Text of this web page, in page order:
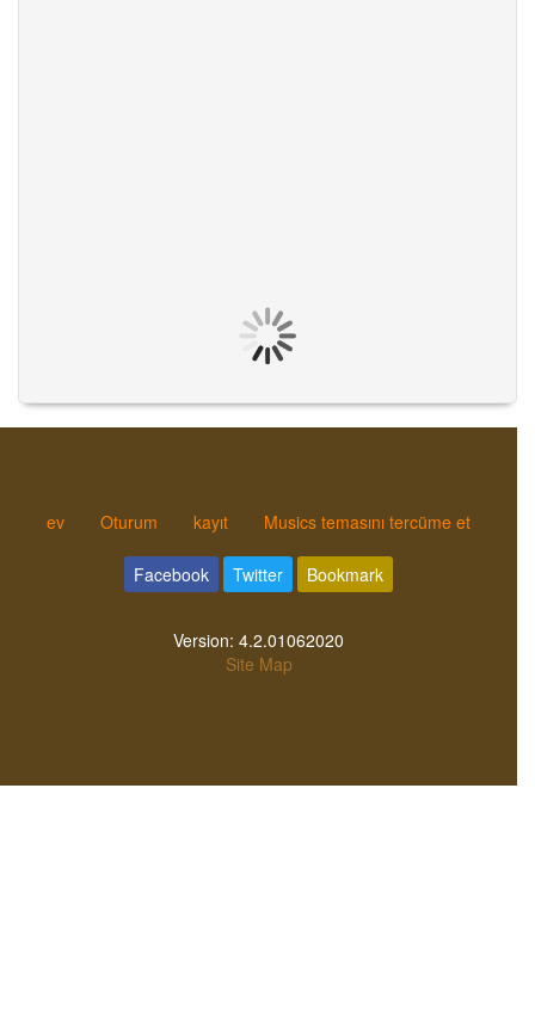
ev Oturum kayıt Musics temasını tercüme et
Facebook Twitter Bookmark
Version: 4.2.01062020
Site Map